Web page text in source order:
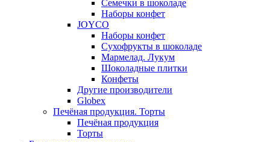
Семечки в шоколаде
Наборы конфет
JOYCO
Наборы конфет
Сухофрукты в шоколаде
Мармелад. Лукум
Шоколадные плитки
Конфеты
Другие производители
Globex
Печёная продукция. Торты
Печёная продукция
Торты